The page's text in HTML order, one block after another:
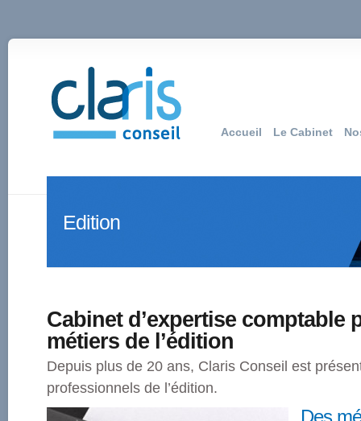
Accueil Le Cabinet
Edition
Cabinet d’expertise comptable
métiers de l’édition
Depuis plus de 20 ans, Claris Conseil est
professionnels de l’édition.
Des